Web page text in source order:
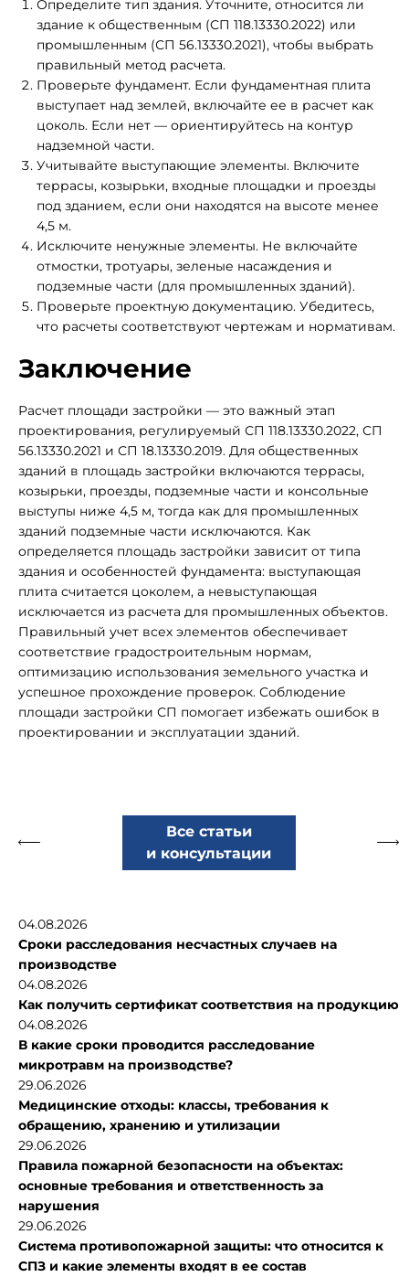
Определите тип здания. Уточните, относится ли
здание к общественным (СП 118.13330.2022) или
промышленным (СП 56.13330.2021), чтобы выбрать
правильный метод расчета.
Проверьте фундамент. Если фундаментная плита
выступает над землей, включайте ее в расчет как
цоколь. Если нет — ориентируйтесь на контур
надземной части.
Учитывайте выступающие элементы. Включите
террасы, козырьки, входные площадки и проезды
под зданием, если они находятся на высоте менее
4,5 м.
Исключите ненужные элементы. Не включайте
отмостки, тротуары, зеленые насаждения и
подземные части (для промышленных зданий).
Проверьте проектную документацию. Убедитесь,
что расчеты соответствуют чертежам и нормативам.
Заключение
Расчет площади застройки — это важный этап
проектирования, регулируемый СП 118.13330.2022, СП
56.13330.2021 и СП 18.13330.2019. Для общественных
зданий в площадь застройки включаются террасы,
козырьки, проезды, подземные части и консольные
выступы ниже 4,5 м, тогда как для промышленных
зданий подземные части исключаются. Как
определяется площадь застройки зависит от типа
здания и особенностей фундамента: выступающая
плита считается цоколем, а невыступающая
исключается из расчета для промышленных объектов.
Правильный учет всех элементов обеспечивает
соответствие градостроительным нормам,
оптимизацию использования земельного участка и
успешное прохождение проверок. Соблюдение
площади застройки СП помогает избежать ошибок в
проектировании и эксплуатации зданий.
Все статьи
и консультации
04.08.2026
Сроки расследования несчастных случаев на
производстве
04.08.2026
Как получить сертификат соответствия на продукцию
04.08.2026
В какие сроки проводится расследование
микротравм на производстве?
29.06.2026
Медицинские отходы: классы, требования к
обращению, хранению и утилизации
29.06.2026
Правила пожарной безопасности на объектах:
основные требования и ответственность за
нарушения
29.06.2026
Система противопожарной защиты: что относится к
СПЗ и какие элементы входят в ее состав